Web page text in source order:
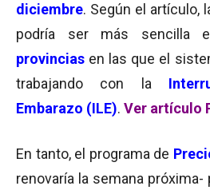
diciembre. Según el artículo,
podría ser más sencilla
provincias en las que el
trabajando con la
Embarazo (ILE). Ver artículo
En tanto, el programa de
renovaría la semana próxima-